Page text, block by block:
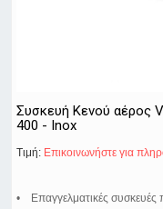
Συσκευή Κενού αέρος
400 - Inox
Τιμή: Eπικοινωνήστε για
• Επαγγελματικές συσκευές